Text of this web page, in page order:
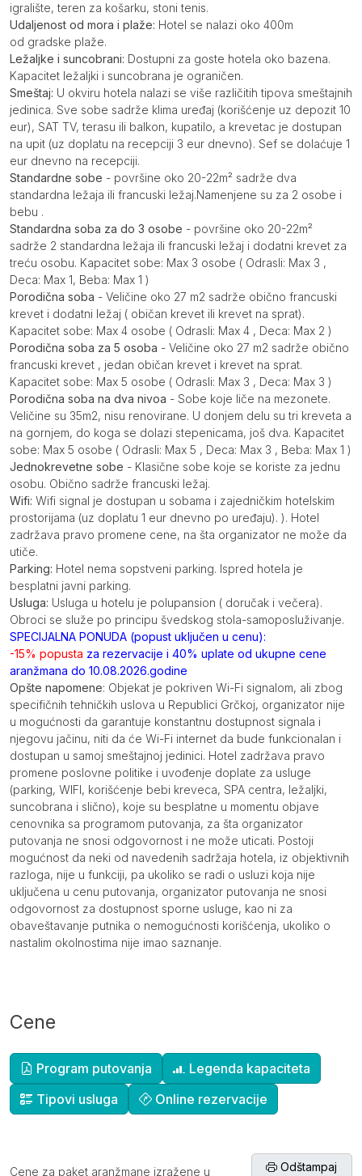
igralište, teren za košarku, stoni tenis.
Udaljenost od mora i plaže: Hotel se nalazi oko 400m
od gradske plaže.
Ležaljke i suncobrani: Dostupni za goste hotela oko bazena.
Kapacitet ležaljki i suncobrana je ograničen.
Smeštaj: U okviru hotela nalazi se više različitih tipova smeštajnih
jedinica. Sve sobe sadrže klima uređaj (korišćenje uz depozit 10
eur), SAT TV, terasu ili balkon, kupatilo, a krevetac je dostupan
na upit (uz doplatu na recepciji 3 eur dnevno). Sef se dolaćuje 1
eur dnevno na recepciji.
Standardne sobe - površine oko 20-22m² sadrže dva
standardna ležaja ili francuski ležaj.Namenjene su za 2 osobe i
bebu .
Standardna soba za do 3 osobe - površine oko 20-22m²
sadrže 2 standardna ležaja ili francuski ležaj i dodatni krevet za
treću osobu. Kapacitet sobe: Max 3 osobe ( Odrasli: Max 3 ,
Deca: Max 1, Beba: Max 1 )
Porodična soba - Veličine oko 27 m2 sadrže obično francuski
krevet i dodatni ležaj ( običan krevet ili krevet na sprat).
Kapacitet sobe: Max 4 osobe ( Odrasli: Max 4 , Deca: Max 2 )
Porodična soba za 5 osoba - Veličine oko 27 m2 sadrže obično
francuski krevet , jedan običan krevet i krevet na sprat.
Kapacitet sobe: Max 5 osobe ( Odrasli: Max 3 , Deca: Max 3 )
Porodična soba na dva nivoa - Sobe koje liče na mezonete.
Veličine su 35m2, nisu renovirane. U donjem delu su tri kreveta a
na gornjem, do koga se dolazi stepenicama, još dva. Kapacitet
sobe: Max 5 osobe ( Odrasli: Max 5 , Deca: Max 3 , Beba: Max 1 )
Jednokrevetne sobe - Klasične sobe koje se koriste za jednu
osobu. Obično sadrže francuski ležaj.
Wifi: Wifi signal je dostupan u sobama i zajedničkim hotelskim
prostorijama (uz doplatu 1 eur dnevno po uređaju). ). Hotel
zadržava pravo promene cene, na šta organizator ne može da
utiče.
Parking: Hotel nema sopstveni parking. Ispred hotela je
besplatni javni parking.
Usluga: Usluga u hotelu je polupansion ( doručak i večera).
Obroci se služe po principu švedskog stola-samoposluživanje.
SPECIJALNA PONUDA (popust uključen u cenu):
-15% popusta za rezervacije i 40% uplate od ukupne cene
aranžmana do 10.08.2026.godine
Opšte napomene: Objekat je pokriven Wi-Fi signalom, ali zbog
specifičnih tehničkih uslova u Republici Grčkoj, organizator nije
u mogućnosti da garantuje konstantnu dostupnost signala i
njegovu jačinu, niti da će Wi-Fi internet da bude funkcionalan i
dostupan u samoj smeštajnoj jedinici. Hotel zadržava pravo
promene poslovne politike i uvođenje doplate za usluge
(parking, WIFI, korišćenje bebi kreveca, SPA centra, ležaljki,
suncobrana i slično), koje su besplatne u momentu objave
cenovnika sa programom putovanja, za šta organizator
putovanja ne snosi odgovornost i ne može uticati. Postoji
mogućnost da neki od navedenih sadržaja hotela, iz objektivnih
razloga, nije u funkciji, pa ukoliko se radi o usluzi koja nije
uključena u cenu putovanja, organizator putovanja ne snosi
odgovornost za dostupnost sporne usluge, kao ni za
obaveštavanje putnika o nemogućnosti korišćenja, ukoliko o
nastalim okolnostima nije imao saznanje.
Cene
Cene za paket aranžmane izražene u Odštampaj
Dopunske informacije
Program putovanja
Legenda kapaciteta
Tipovi usluga
Online rezervacije